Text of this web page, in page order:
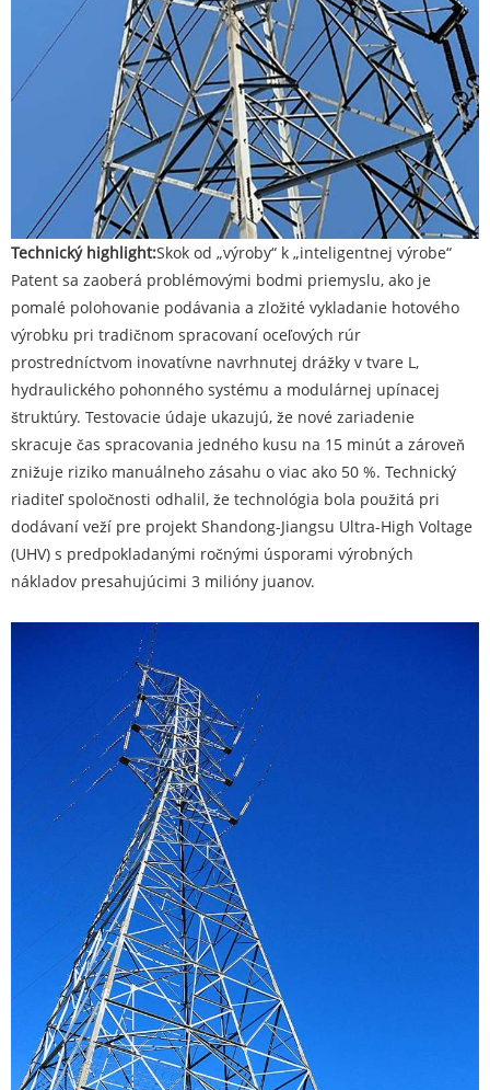
Technický highlight:Skok od „výroby“ k „inteligentnej výrobe“‌
Patent sa zaoberá problémovými bodmi priemyslu, ako je
pomalé polohovanie podávania a zložité vykladanie hotového
výrobku pri tradičnom spracovaní oceľových rúr
prostredníctvom inovatívne navrhnutej drážky v tvare L,
hydraulického pohonného systému a modulárnej upínacej
štruktúry. Testovacie údaje ukazujú, že nové zariadenie
skracuje čas spracovania jedného kusu na 15 minút a zároveň
znižuje riziko manuálneho zásahu o viac ako 50 %. Technický
riaditeľ spoločnosti odhalil, že technológia bola použitá pri
dodávaní veží pre projekt Shandong-Jiangsu Ultra-High Voltage
(UHV) s predpokladanými ročnými úsporami výrobných
nákladov presahujúcimi 3 milióny juanov.